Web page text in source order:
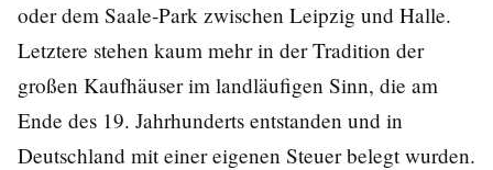
oder dem Saale-Park zwischen Leipzig und Halle.
Letztere stehen kaum mehr in der Tradition der
großen Kaufhäuser im landläufigen Sinn, die am
Ende des 19. Jahrhunderts entstanden und in
Deutschland mit einer eigenen Steuerbelegt wurden.